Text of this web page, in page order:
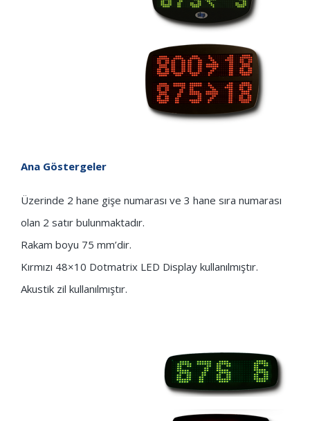
Ana Göstergeler
Üzerinde 2 hane gişe numarası ve 3 hane sıra numarası
olan 2 satır bulunmaktadır.
Rakam boyu 75 mm’dir.
Kırmızı 48×10 Dotmatrix LED Display kullanılmıştır.
Akustik zil kullanılmıştır.